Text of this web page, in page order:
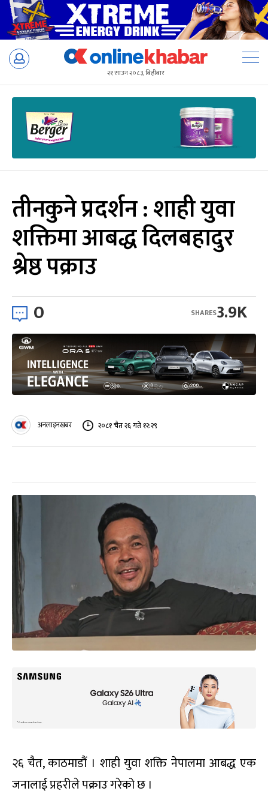
Skip
२१ साउन २०८३, बिहीबार
तीनकुने प्रदर्शन : शाही युवा
शक्तिमा आबद्ध दिलबहादुर
श्रेष्ठ पक्राउ
0 3.9K
SHARES
अनलाइनखबर २०८१ चैत २६ गते १२:२९
२६ चैत, काठमाडौं । शाही युवा शक्ति नेपालमा आबद्ध एक
जनालाई प्रहरीले पक्राउ गरेको छ ।